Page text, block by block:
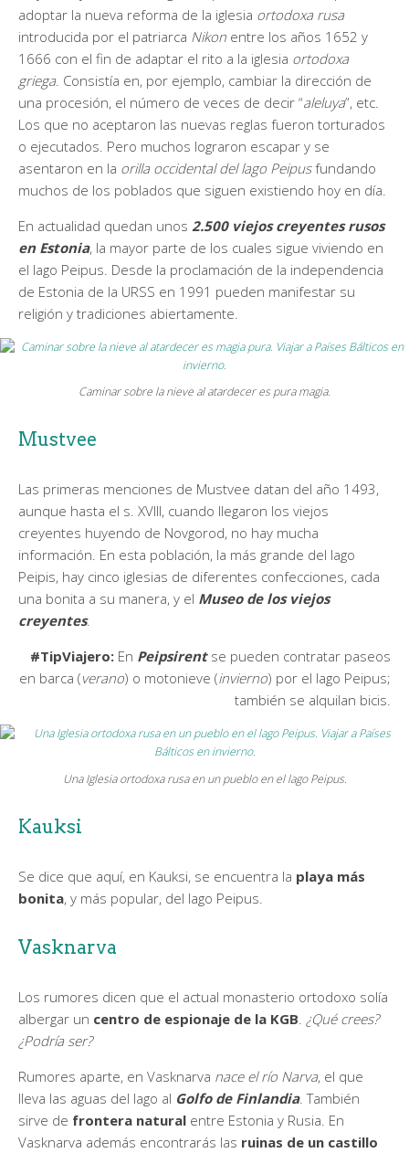
adoptar la nueva reforma de la iglesia ortodoxa rusa
introducida por el patriarca Nikon entre los años 1652 y
1666 con el fin de adaptar el rito a la iglesia ortodoxa
griega. Consistía en, por ejemplo, cambiar la dirección de
una procesión, el número de veces de decir “aleluya”, etc.
Los que no aceptaron las nuevas reglas fueron torturados
o ejecutados. Pero muchos lograron escapar y se
asentaron en la orilla occidental del lago Peipusfundando
muchos de los poblados que siguen existiendo hoy en día.
En actualidad quedan unos 2.500 viejos creyentes rusos
en Estonia, la mayor parte de los cuales sigue viviendo en
el lago Peipus. Desde la proclamación de la independencia
de Estonia de la URSS en 1991 pueden manifestar su
religión y tradiciones abiertamente.
Caminar sobre la nieve al atardecer es pura magia.
Mustvee
Las primeras menciones de Mustvee datan del año 1493,
aunque hasta el s. XVIII, cuando llegaron los viejos
creyentes huyendo de Novgorod, no hay mucha
información. En esta población, la más grande del lago
Peipis, hay cinco iglesias de diferentes confecciones, cada
una bonita a su manera, y el Museo de los viejos
creyentes.
#TipViajero: En Peipsirent se pueden contratar paseos
en barca (verano) o motonieve (invierno) por el lago Peipus;
también se alquilan bicis.
Una Iglesia ortodoxa rusa en un pueblo en el lago Peipus.
Kauksi
Se dice que aquí, en Kauksi, se encuentra la playa más
bonita, y más popular, del lago Peipus.
Vasknarva
Los rumores dicen que el actual monasterio ortodoxo solía
albergar un centro de espionaje de la KGB. ¿Qué crees?
¿Podría ser?
Rumores aparte, en Vasknarva nace el río Narva, el que
lleva las aguas del lago al Golfo de Finlandia. También
sirve de frontera natural entre Estonia y Rusia. En
Vasknarva además encontrarás las ruinas de un castillo